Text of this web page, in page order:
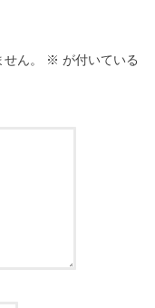
ん。 ※ が付いている